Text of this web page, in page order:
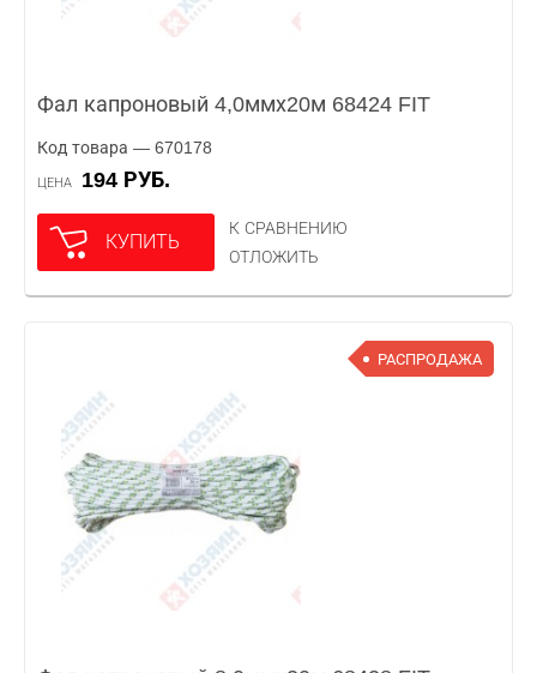
Фал капроновый 4,0ммх20м 68424 FIT
Код товара — 670178
ЦЕНА 194 РУБ.
КУПИТЬ
К СРАВНЕНИЮ
ОТЛОЖИТЬ
РАСПРОДАЖА